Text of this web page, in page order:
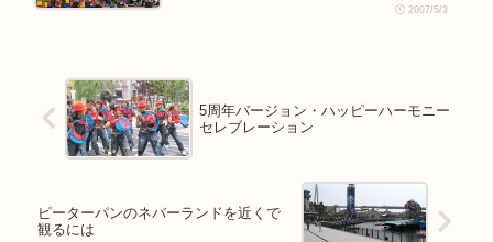
2007/5/3
5周年バージョン・ハッピーハーモニー
セレブレーション
ピーターパンのネバーランドを近くで
観るには